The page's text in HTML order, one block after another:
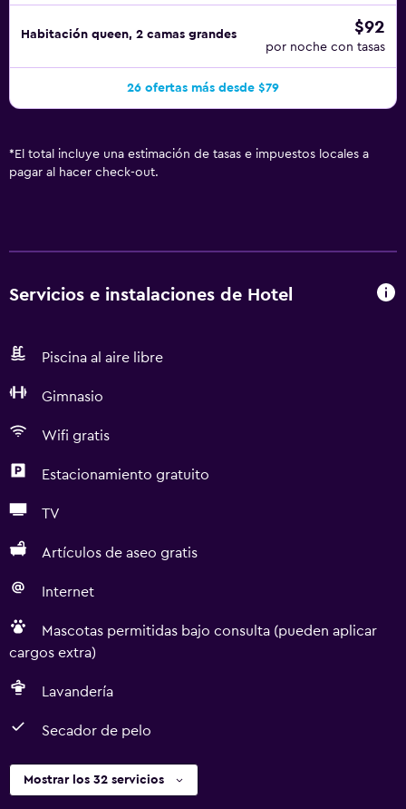
Habitación queen, 2 camas grandes $92
por noche con tasas
26 ofertas más desde $79
* El total incluye una estimación de tasas e impuestos locales a
pagar al hacer check-out.
Servicios e instalaciones de Hotel
Piscina al aire libre
Gimnasio
Wifi gratis
Estacionamiento gratuito
TV
Artículos de aseo gratis
Internet
Mascotas permitidas bajo consulta (pueden aplicar
cargos extra)
Lavandería
Secador de pelo
Mostrar los 32 servicios